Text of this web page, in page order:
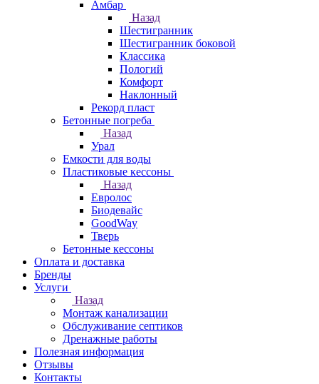
Амбар
Назад
Шестигранник
Шестигранник боковой
Классика
Пологий
Комфорт
Наклонный
Рекорд пласт
Бетонные погреба
Назад
Урал
Емкости для воды
Пластиковые кессоны
Назад
Евролос
Биодевайс
GoodWay
Тверь
Бетонные кессоны
Оплата и доставка
Бренды
Услуги
Назад
Монтаж канализации
Обслуживание септиков
Дренажные работы
Полезная информация
Отзывы
Контакты